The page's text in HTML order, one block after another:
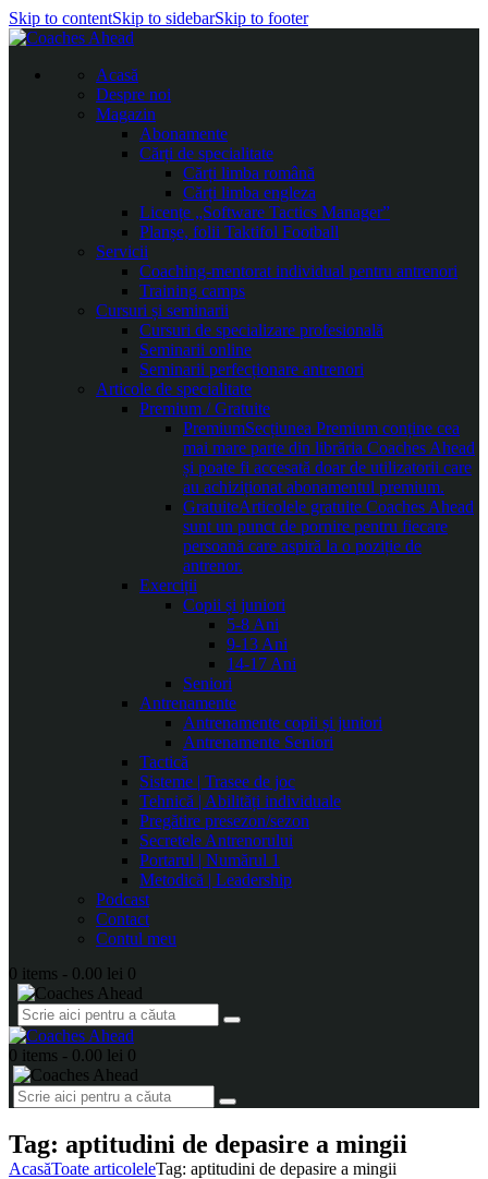
Skip to contentSkip to sidebarSkip to footer
Acasă
Despre noi
Magazin
Abonamente
Cărți de specialitate
Cărți limba română
Cărți limba engleza
Licențe „Software Tactics Manager”
Planșe, folii Taktifol Football
Servicii
Coaching-mentorat individual pentru antrenori
Training camps
Cursuri și seminarii
Cursuri de specializare profesională
Seminarii online
Seminarii perfecționare antrenori
Articole de specialitate
Premium / Gratuite
PremiumSecțiunea Premium conține cea
mai mare parte din librăria Coaches Ahead
și poate fi accesată doar de utilizatorii care
au achiziționat abonamentul premium.
GratuiteArticolele gratuite Coaches Ahead
sunt un punct de pornire pentru fiecare
persoană care aspiră la o poziție de
antrenor.
Exerciții
Copii și juniori
5-8 Ani
9-13 Ani
14-17 Ani
Seniori
Antrenamente
Antrenamente copii și juniori
Antrenamente Seniori
Tactică
Sisteme | Trasee de joc
Tehnică | Abilități individuale
Pregătire presezon/sezon
Secretele Antrenorului
Portarul | Numărul 1
Metodică | Leadership
Podcast
Contact
Contul meu
0 items - 0.00 lei 0
0 items - 0.00 lei 0
Tag: aptitudini de depasire a mingii
AcasăToate articoleleTag: aptitudini de depasire a mingii